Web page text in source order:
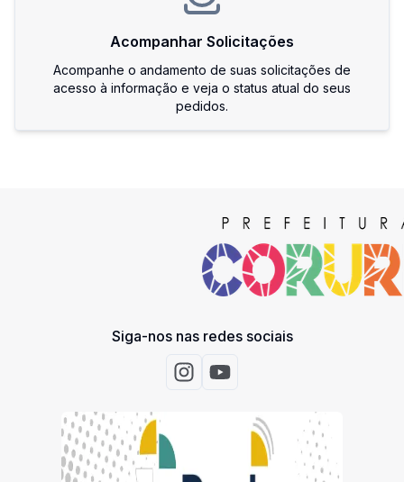
Acompanhar Solicitações
Acompanhe o andamento de suas solicitações de
acesso à informação e veja o status atual do seus
pedidos.
Siga-nos nas redes sociais
Acessar Instagram
Acessar Youtube